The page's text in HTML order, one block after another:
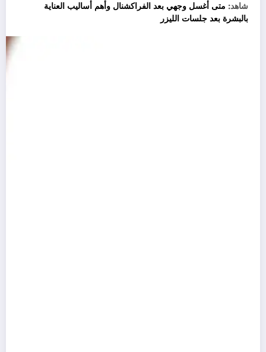
شاهد: متى أغسل وجهي بعد الفراكشنال وأهم أساليب العناية
بالبشرة بعد جلسات الليزر